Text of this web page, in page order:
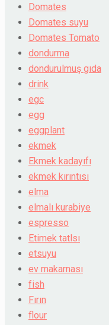
Domates
Domates suyu
Domates Tomato
dondurma
dondurulmuş gıda
drink
egc
egg
eggplant
ekmek
Ekmek kadayıfı
ekmek kırıntısı
elma
elmalı kurabiye
espresso
Etimek tatlsı
etsuyu
ev makarnası
fish
Fırın
flour